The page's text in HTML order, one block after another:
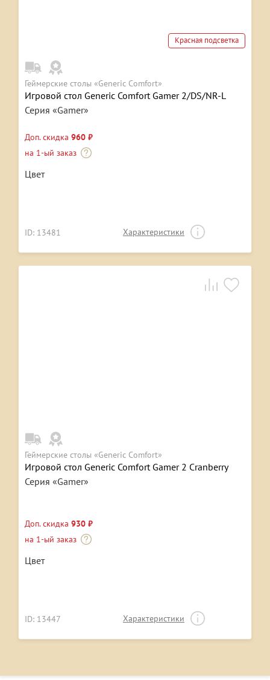
Красная подсветка
Геймерские столы «Generic Comfort»
Игровой стол Generic Comfort Gamer 2/DS/NR-L
Серия «Gamer»
Доп. скидка 960 ₽
на 1-ый заказ
Цвет
ID: 13481 Характеристики
Геймерские столы «Generic Comfort»
Игровой стол Generic Comfort Gamer 2 Cranberry
Серия «Gamer»
Доп. скидка 930 ₽
на 1-ый заказ
Цвет
ID: 13447 Характеристики